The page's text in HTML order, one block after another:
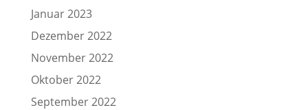
Januar 2023
Dezember 2022
November 2022
Oktober 2022
September 2022